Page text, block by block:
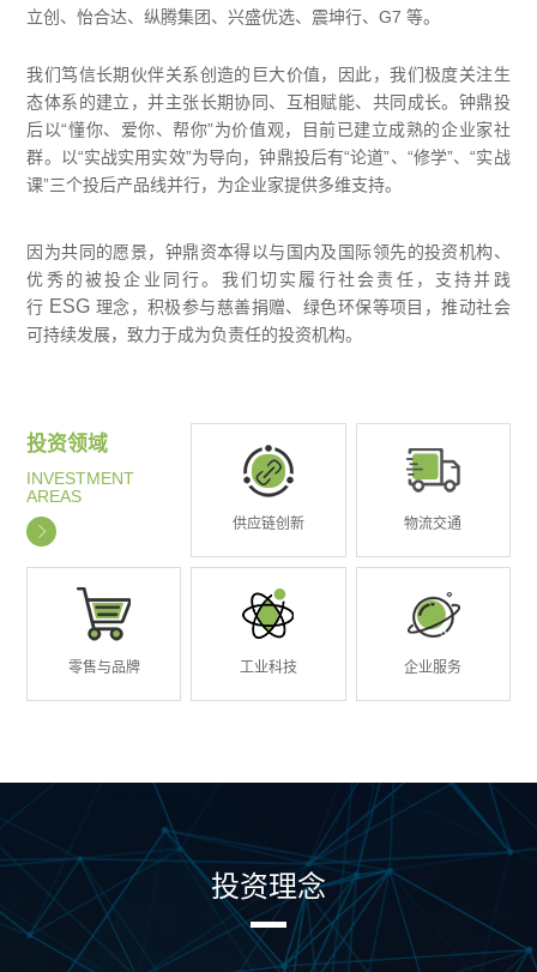
立创、怡合达、纵腾集团、兴盛优选、震坤行、G7 等。
我们笃信长期伙伴关系创造的巨大价值，因此，我们极度关注生
态体系的建立，并主张长期协同、互相赋能、共同成长。钟鼎投
后以“懂你、爱你、帮你”为价值观，目前已建立成熟的企业家社
群。以“实战实用实效”为导向，钟鼎投后有“论道”、“修学”、“实战
课”三个投后产品线并行，为企业家提供多维支持。
因为共同的愿景，钟鼎资本得以与国内及国际领先的投资机构、
优秀的被投企业同行。我们切实履行社会责任，支持并践
行 ESG 理念，积极参与慈善捐赠、绿色环保等项目，推动社会
可持续发展，致力于成为负责任的投资机构。
投资领域
INVESTMENT
AREAS
供应链创新 物流交通
零售与品牌 工业科技 企业服务
投资理念